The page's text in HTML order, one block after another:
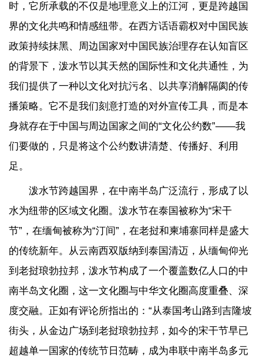
时，它所承载的不仅是地理意义上的江河，更是跨越国
界的文化共鸣和情感纽带。在西方话语霸权对中国民族
政策持续抹黑、周边国家对中国民族治理存在认知盲区
的背景下，泼水节以其天然的国际性和文化共通性，为
我们提供了一种以文化对抗污名、以共享消解隔阂的传
播策略。它不是我们刻意打造的对外宣传工具，而是本
身就存在于中国与周边国家之间的“文化公约数”——我
们要做的，只是将这个公约数讲清楚、传播好、利用
足。
泼水节跨越国界，在中南半岛广泛流行，形成了以
水为纽带的区域文化圈。泼水节在泰国被称为“宋干
节”，在缅甸被称为“汀间”，在老挝和柬埔寨同样是盛大
的传统新年。从云南西双版纳到泰国清迈，从缅甸仰光
到老挝琅勃拉邦，泼水节构成了一个覆盖数亿人口的中
南半岛文化圈，这一文化圈与中华文化圈高度重叠、深
度交融。正如有评论所指出的：“从泰国考山路到吉隆坡
街头，从金边广场到老挝琅勃拉邦，如今的宋干节早已
超越单一国家的传统节日范畴，成为串联中南半岛多元